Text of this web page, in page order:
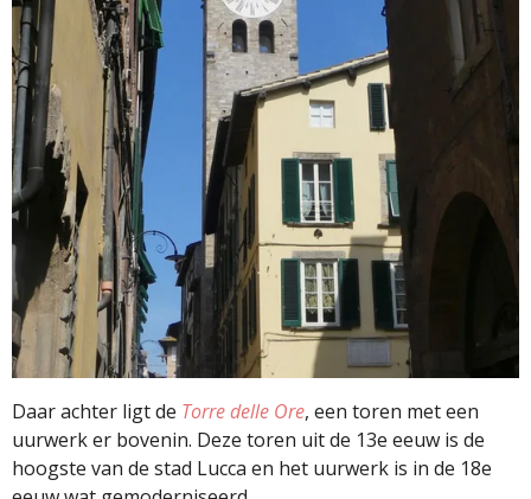
Daar achter ligt de Torre delle Ore, een toren met een
uurwerk er bovenin. Deze toren uit de 13e eeuw is de
hoogste van de stad Lucca en het uurwerk is in de 18e